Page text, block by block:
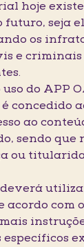
hoje
seja
os
e criminais
do APP
concedido
ao
sendo que
ou
deverá
acordo com